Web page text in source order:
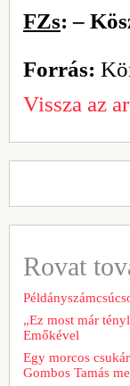
FZs: –
Forrás:
Vissza az
Rovat
„Ez most már
Emőkével
Egy morcos
Gombos Tamás